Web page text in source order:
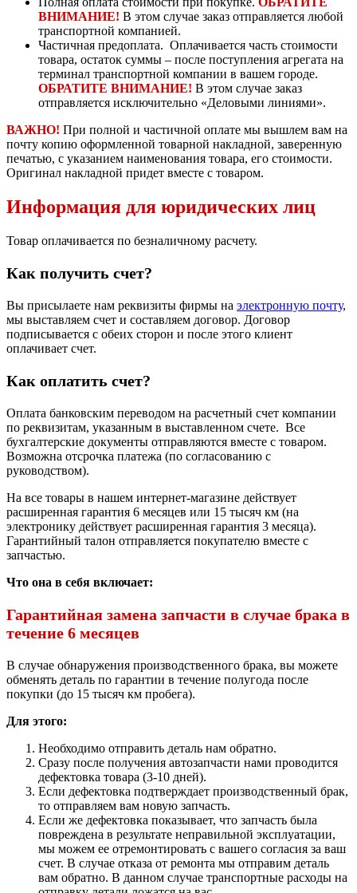
ВНИМАНИЕ! В этом случае заказ отправляется любой
транспортной компанией.
Частичная предоплата. Оплачивается часть стоимости
товара, остаток суммы – после поступления агрегата на
терминал транспортной компании в вашем городе.
ОБРАТИТЕ ВНИМАНИЕ! В этом случае заказ
отправляется исключительно «Деловыми линиями».
ВАЖНО! При полной и частичной оплате мы вышлем вам на
почту копию оформленной товарной накладной, заверенную
печатью, с указанием наименования товара, его стоимости.
Оригинал накладной придет вместе с товаром.
Информация для юридических лиц
Товар оплачивается по безналичному расчету.
Как получить счет?
Вы присылаете нам реквизиты фирмы на электронную почту,
мы выставляем счет и составляем договор. Договор
подписывается с обеих сторон и после этого клиент
оплачивает счет.
Как оплатить счет?
Оплата банковским переводом на расчетный счет компании
по реквизитам, указанным в выставленном счете. Все
бухгалтерские документы отправляются вместе с товаром.
Возможна отсрочка платежа (по согласованию с
руководством).
На все товары в нашем интернет-магазине действует
расширенная гарантия 6 месяцев или 15 тысяч км (на
электронику действует расширенная гарантия 3 месяца).
Гарантийный талон отправляется покупателю вместе с
запчастью.
Что она в себя включает:
Гарантийная замена запчасти в случае брака в
течение 6 месяцев
В случае обнаружения производственного брака, вы можете
обменять деталь по гарантии в течение полугода после
покупки (до 15 тысяч км пробега).
Для этого:
Необходимо отправить деталь нам обратно.
Сразу после получения автозапчасти нами проводится
дефектовка товара (3-10 дней).
Если дефектовка подтверждает производственный брак,
то отправляем вам новую запчасть.
Если же дефектовка показывает, что запчасть была
повреждена в результате неправильной эксплуатации,
мы можем ее отремонтировать с вашего согласия за ваш
счет. В случае отказа от ремонта мы отправим деталь
вам обратно. В данном случае транспортные расходы на